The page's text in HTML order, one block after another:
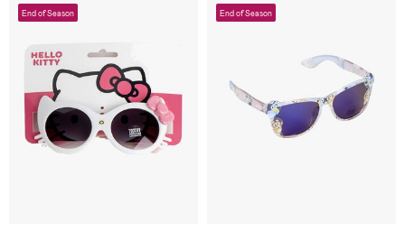
End of Season End of Season